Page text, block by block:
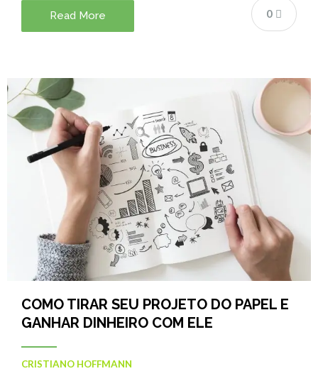
0
Read More
COMO TIRAR SEU PROJETO DO PAPEL E
GANHAR DINHEIRO COM ELE
CRISTIANO HOFFMANN